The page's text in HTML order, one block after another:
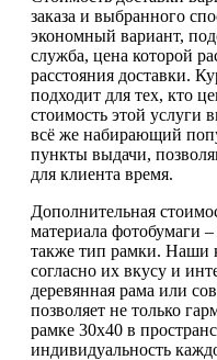
заказа и выбранного
экономный вариант,
служба, цена которой
расстояния доставки.
подходит для тех, кто
стоимость этой
всё же набирающий
пункты выдачи,
для клиента время.
Дополнительная
материала фотобумаги
также тип рамки. Наши
согласно их вкусу и
деревянная рама или
позволяет не только
рамке 30х40 в
индивидуальность